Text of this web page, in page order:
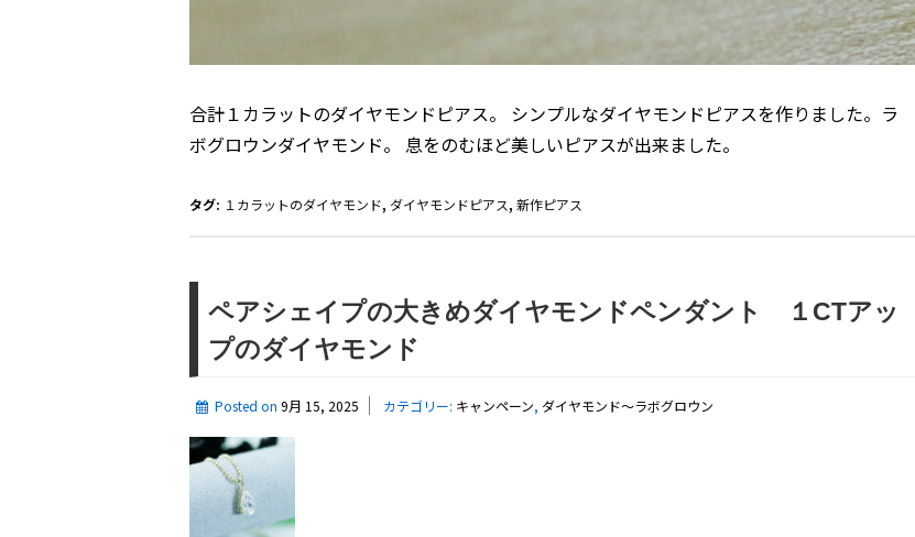
合計１カラットのダイヤモンドピアス。 シンプルなダイヤモンドピアスを作りました。ラ
ボグロウンダイヤモンド。 息をのむほど美しいピアスが出来ました。
タグ: １カラットのダイヤモンド, ダイヤモンドピアス, 新作ピアス
ペアシェイプの大きめダイヤモンドペンダント １CTアッ
プのダイヤモンド
Posted on 9月 15, 2025 カテゴリー: キャンペーン, ダイヤモンド〜ラボグロウン